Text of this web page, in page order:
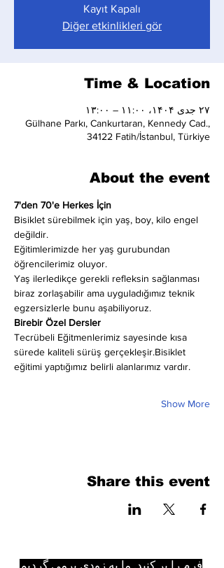
Kayıt Kapalı
Diğer etkinlikleri gör
Time & Location
۲۷ جدی ۱۴۰۴، ۱۱:۰۰ – ۱۳:۰۰
Gülhane Parkı, Cankurtaran, Kennedy Cad.,
34122 Fatih/İstanbul, Türkiye
About the event
7'den 70'e Herkes İçin
Bisiklet sürebilmek için yaş, boy, kilo engel
değildir.
Eğitimlerimizde her yaş gurubundan
öğrencilerimiz oluyor.
Yaş ilerledikçe gerekli refleksin sağlanması
biraz zorlaşabilir ama uyguladığımız teknik
egzersizlerle bunu aşabiliyoruz.
Birebir Özel Dersler
Tecrübeli Eğitmenlerimiz sayesinde kısa
sürede kaliteli sürüş gerçekleşir.Bisiklet
eğitimi yaptığımız belirli alanlarımız vardır.
Show More
Share this event